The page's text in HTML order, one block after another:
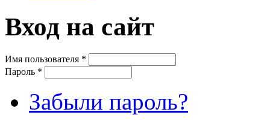
Вход на сайт
Имя пользователя *
Пароль *
Забыли пароль?